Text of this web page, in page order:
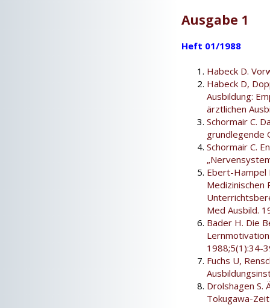
Ausgabe 1
Heft 01/1988
Habeck D.
Habeck D,
Ausbildung:
ärztlichen
Schormair C.
grundlegende
Schormair C.
Ebert-Hampel
Medizinischen
Med Ausbild.
Bader H. Die
1988;5(1):34-
Fuchs U,
Drolshagen S.
Tokugawa-